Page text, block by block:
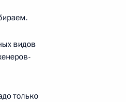
видов
только